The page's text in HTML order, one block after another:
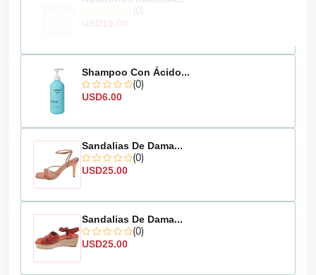
Shampoo Con Ácido...
(0)
USD6.00
Sandalias De Dama...
(0)
USD25.00
Sandalias De Dama...
(0)
USD25.00